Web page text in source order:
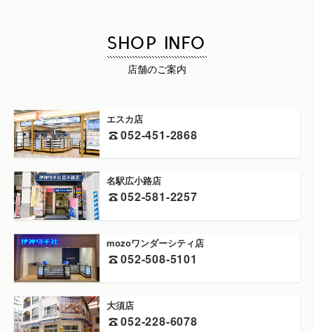
SHOP INFO
店舗のご案内
エスカ店
052-451-2868
名駅広小路店
052-581-2257
mozoワンダーシティ店
052-508-5101
大須店
052-228-6078